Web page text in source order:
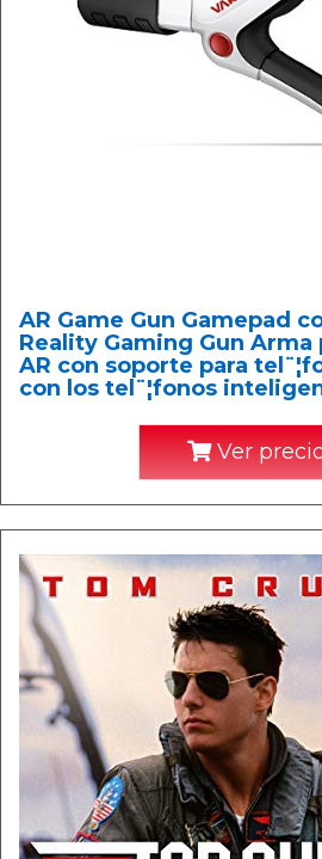
AR Game Gun Gamepad
Reality Gaming Gun
AR con soporte para
con los tel¨¦fonos
Ver